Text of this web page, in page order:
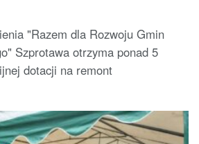
"Razem dla Rozwoju Gmin
Szprotawa otrzyma ponad 5
dotacji na remont